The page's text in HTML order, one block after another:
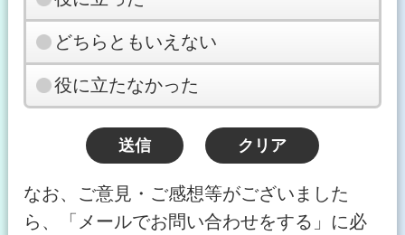
どちらともいえない
役に立たなかった
なお、ご意見・ご感想等がございました
ら、「メールでお問い合わせをする」に必